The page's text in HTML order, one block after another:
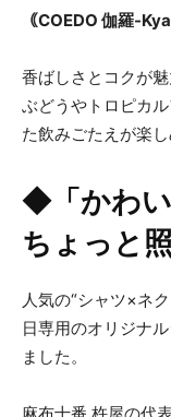
｟COEDO 伽羅-
香ばしさとコクが
ぶどうやトロピカ
た飲みごたえが楽し
◆「かわ
ちょっと
人気の“シャツ×ネ
日専用のオリジナ
ました。